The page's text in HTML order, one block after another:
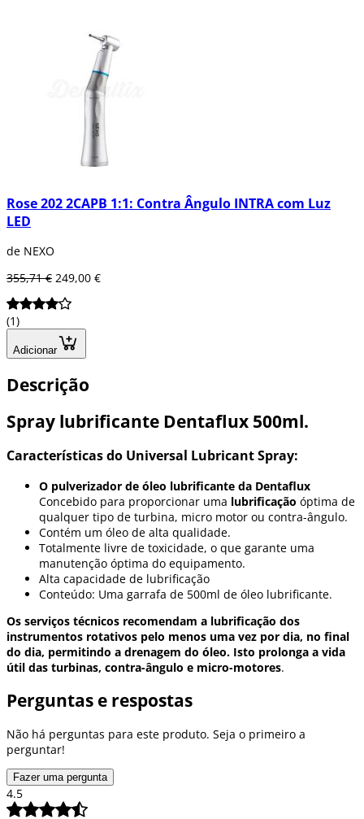
Rose 202 2CAPB 1:1: Contra Ângulo INTRA com Luz
LED
de NEXO
355,71 € 249,00 €
(1)
Adicionar
Descrição
Spray lubrificante Dentaflux 500ml.
Características do Universal Lubricant Spray:
O pulverizador de óleo lubrificante da Dentaflux
Concebido para proporcionar uma lubrificação óptima de
qualquer tipo de turbina, micro motor ou contra-ângulo.
Contém um óleo de alta qualidade.
Totalmente livre de toxicidade, o que garante uma
manutenção óptima do equipamento.
Alta capacidade de lubrificação
Conteúdo: Uma garrafa de 500ml de óleo lubrificante.
Os serviços técnicos recomendam a lubrificação dos
instrumentos rotativos pelo menos uma vez por dia, no final
do dia, permitindo a drenagem do óleo. Isto prolonga a vida
útil das turbinas, contra-ângulo e micro-motores.
Perguntas e respostas
Não há perguntas para este produto. Seja o primeiro a
perguntar!
Fazer uma pergunta
4.5